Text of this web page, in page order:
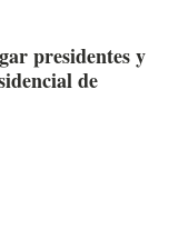
presidentes y
de